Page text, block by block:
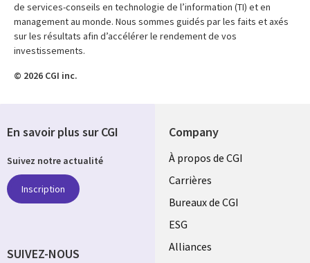
de services-conseils en technologie de l’information (TI) et en
management au monde. Nous sommes guidés par les faits et axés
sur les résultats afin d’accélérer le rendement de vos
investissements.
© 2026 CGI inc.
Company
Useful
links
CANADA
FR
À propos de CGI
Carrières
Bureaux de CGI
ESG
Alliances
En savoir plus sur CGI
Suivez notre actualité
Inscription
SUIVEZ-NOUS